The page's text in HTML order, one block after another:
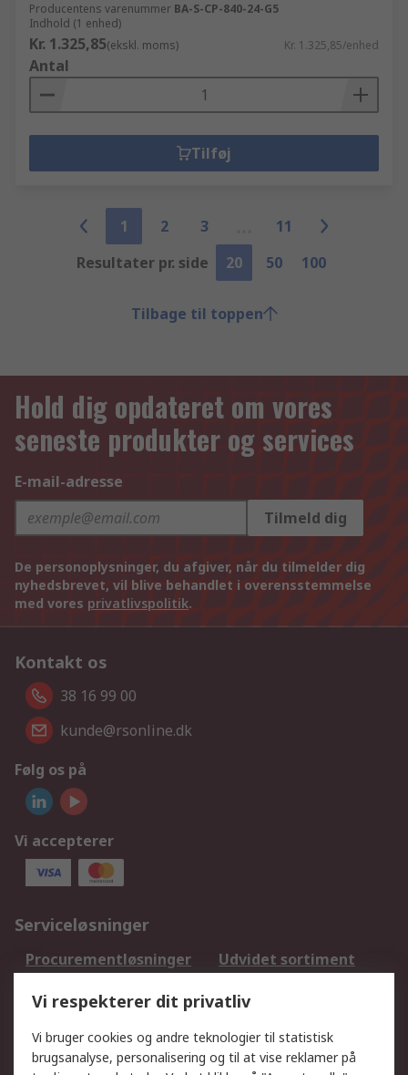
Producentens varenummer BA-S-CP-840-24-G5
Indhold (1 enhed)
Kr. 1.325,85(ekskl. moms) Kr. 1.325,85/enhed
Antal
Tilføj
1 2 3
11
Resultater pr. side
20 50 100
Tilbage til toppen
Hold dig opdateret om vores
seneste produkter og services
E-mail-adresse
Tilmeld dig
De personoplysninger, du afgiver, når du tilmelder dig
nyhedsbrevet, vil blive behandlet i overensstemmelse
med vores privatlivspolitik.
Kontakt os
38 16 99 00
kunde@rsonline.dk
Følg os på
Vi accepterer
Serviceløsninger
Procurementløsninger
Udvidet sortiment
DesignSpark
Teknisk Support
Dit lokale salgsteam
Eksportløsninger
Vi respekterer dit privatliv
Vi bruger cookies og andre teknologier til statistisk
brugsanalyse, personalisering og til at vise reklamer på